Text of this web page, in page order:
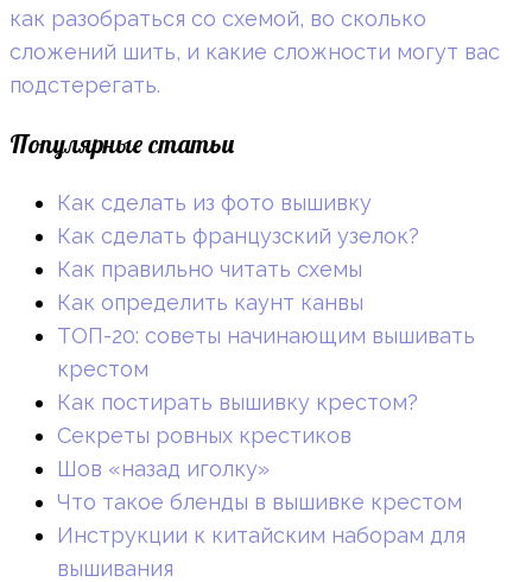
как разобраться со схемой, во сколько
сложений шить, и какие сложности могут вас
подстерегать.
Популярные статьи
Как сделать из фото вышивку
Как сделать французский узелок?
Как правильно читать схемы
Как определить каунт канвы
ТОП-20: советы начинающим вышивать
крестом
Как постирать вышивку крестом?
Секреты ровных крестиков
Шов «назад иголку»
Что такое бленды в вышивке крестом
Инструкции к китайским наборам для
вышивания